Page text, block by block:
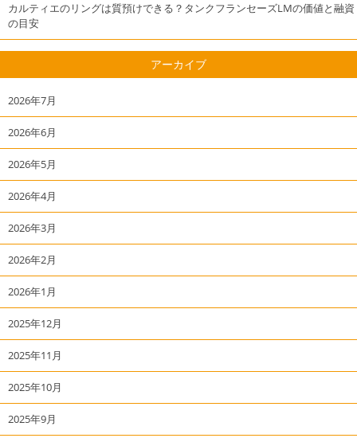
カルティエのリングは質預けできる？タンクフランセーズLMの価値と融資
の目安
アーカイブ
2026年7月
2026年6月
2026年5月
2026年4月
2026年3月
2026年2月
2026年1月
2025年12月
2025年11月
2025年10月
2025年9月